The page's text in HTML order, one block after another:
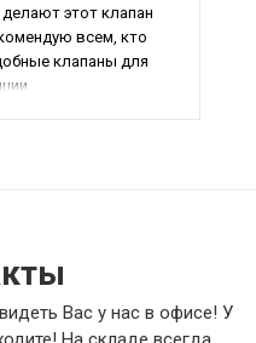
этот клапан
всем, кто
клапаны для
Вас у нас в офисе! У